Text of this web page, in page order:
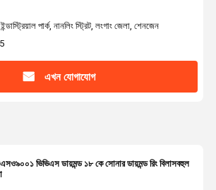
পার্ক, নানলিং স্ট্রিট, লংগাং জেলা, শেনজেন
এখন যোগাযোগ
ভিভিএস ডায়মন্ড ১৮ কে সোনার ডায়মন্ড রিং বিলাসবহুল